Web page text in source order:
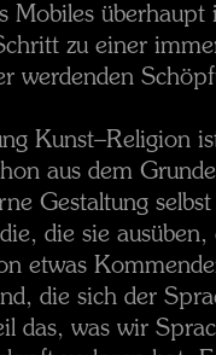
Mobiles überhaupt
zu einer
werdenden
Kunst–Religion
aus dem
Gestaltung
die sie ausüben,
etwas
die sich der
das, was wir